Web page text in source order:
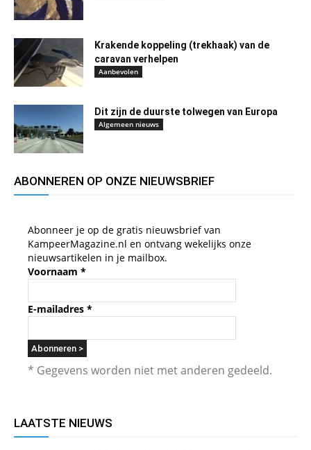
Krakende koppeling (trekhaak) van de
caravan verhelpen
Aanbevolen
Dit zijn de duurste tolwegen van Europa
Algemeen nieuws
ABONNEREN OP ONZE NIEUWSBRIEF
Abonneer je op de gratis nieuwsbrief van
KampeerMagazine.nl en ontvang wekelijks onze
nieuwsartikelen in je mailbox.
Voornaam *
E-mailadres *
* Gegevens worden niet met anderen gedeeld.
LAATSTE NIEUWS